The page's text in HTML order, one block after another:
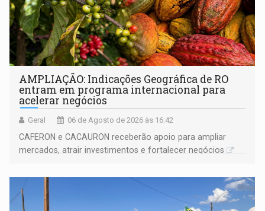
AMPLIAÇÃO: Indicações Geográfica de RO
entram em programa internacional para
acelerar negócios
Geral 06 de Agosto de 2026 às 16:42
CAFERON e CACAURON receberão apoio para ampliar
mercados, atrair investimentos e fortalecer negócios